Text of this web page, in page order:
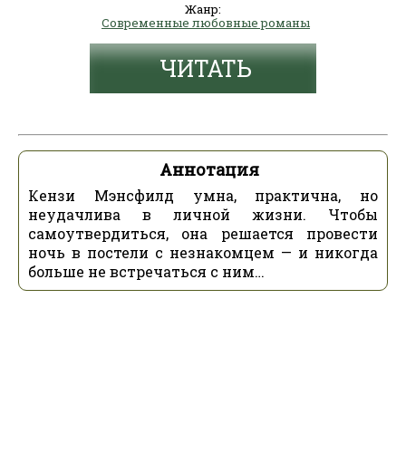
Жанр:
Современные любовные романы
ЧИТАТЬ
Аннотация
Кензи Мэнсфилд умна, практична, но
неудачлива в личной жизни. Чтобы
самоутвердиться, она решается провести
ночь в постели с незнакомцем — и никогда
больше не встречаться с ним…